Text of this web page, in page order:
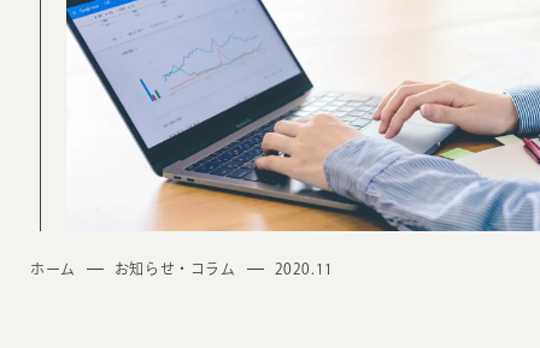
MARKETING
ホーム お知らせ・コラム 2020.11